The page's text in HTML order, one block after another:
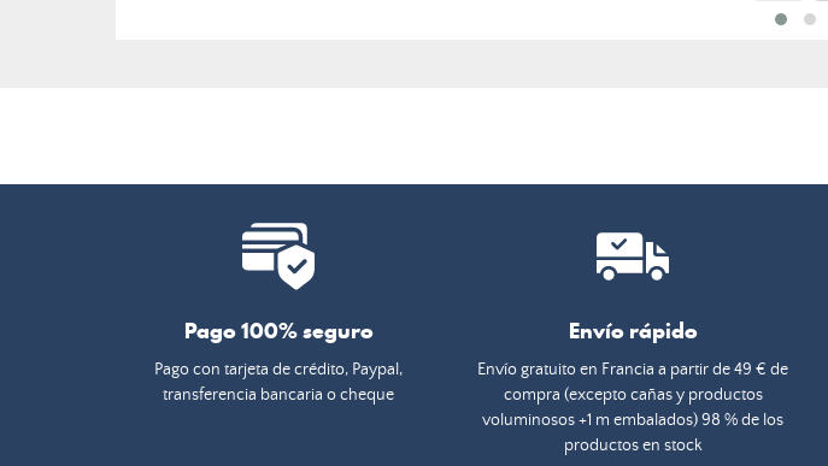
Pago 100% seguro
Pago con tarjeta de crédito, Paypal,
transferencia bancaria o cheque
Envío rápido
Envío gratuito en Francia a partir de 49 € de
compra (excepto cañas y productos
voluminosos +1 m embalados) 98 % de los
productos en stock